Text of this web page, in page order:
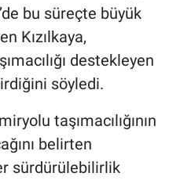
bu süreçte büyük
Kızılkaya,
destekleyen
söyledi.
taşımacılığının
belirten
sürdürülebilirlik